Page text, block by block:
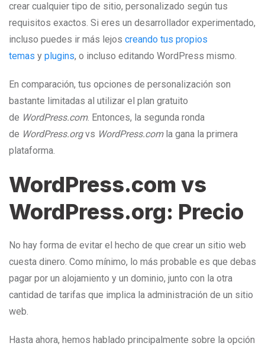
crear cualquier tipo de sitio, personalizado según tus
requisitos exactos. Si eres un desarrollador experimentado,
incluso puedes ir más lejos creando tus propios
temas y plugins, o incluso editando WordPress mismo.
En comparación, tus opciones de personalización son
bastante limitadas al utilizar el plan gratuito
de WordPress.com. Entonces, la segunda ronda
de WordPress.orgvs WordPress.comla gana la primera
plataforma.
WordPress.com vs
WordPress.org: Precio
No hay forma de evitar el hecho de que crear un sitio web
cuesta dinero. Como mínimo, lo más probable es que debas
pagar por un alojamiento y un dominio, junto con la otra
cantidad de tarifas que implica la administración de un sitio
web.
Hasta ahora, hemos hablado principalmente sobre la opción